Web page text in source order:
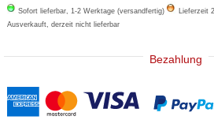
Sofort lieferbar, 1-2 Werktage (versandfertig)
Lieferzeit
Ausverkauft, derzeit nicht lieferbar
Bezahlung